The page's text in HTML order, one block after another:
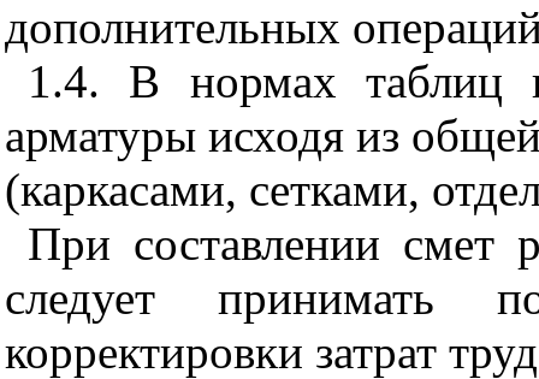
дополнительных
1.4. В нормах таблиц
арматуры исходя из
(каркасами, сетками,
При составлении смет
следует принимать
корректировки затрат